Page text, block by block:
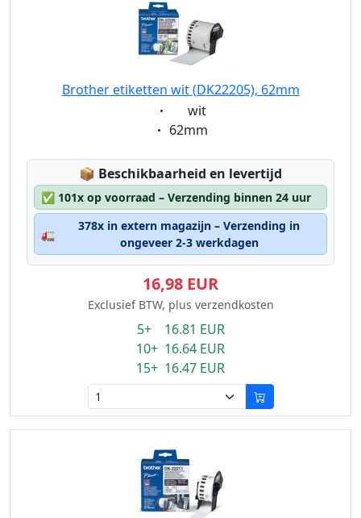
Brother etiketten wit (DK22205), 62mm
Eigenschaft:
wit
Eigenschaft:
62mm
📦 Lagerstatus:
Beschikbaarheid en levertijd
✅ 101x op voorraad – Verzending binnen 24 uur
🚛
378x in extern magazijn – Verzending in
ongeveer 2-3 werkdagen
16,98 EUR
Exclusief BTW, plus verzendkosten
5+ 16.81 EUR
10+ 16.64 EUR
15+ 16.47 EUR